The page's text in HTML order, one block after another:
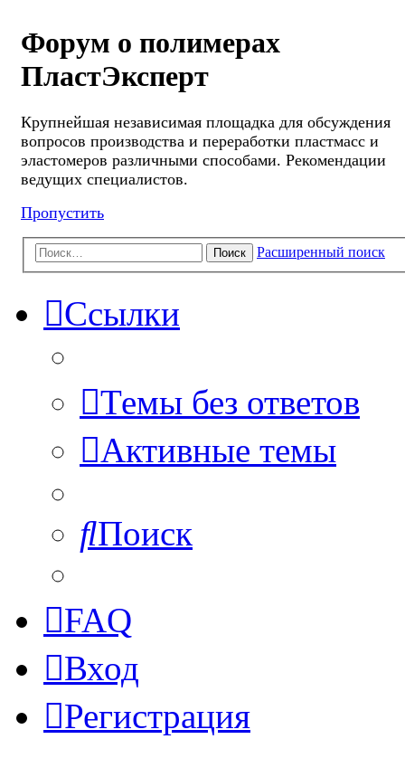
Форум о полимерах
ПластЭксперт
Крупнейшая независимая площадка для обсуждения
вопросов производства и переработки пластмасс и
эластомеров различными способами. Рекомендации
ведущих специалистов.
Пропустить
Поиск Расширенный поиск
Ссылки
Темы без ответов
Активные темы
Поиск
FAQ
Вход
Регистрация